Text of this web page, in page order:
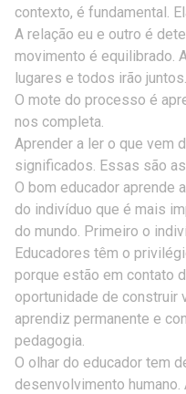
contexto, é fundamental.
A relação eu e outro é
movimento é equilibrado.
lugares e todos irão juntos.
O mote do processo é
nos completa.
Aprender a ler o que vem
significados. Essas são
O bom educador aprende
do indivíduo que é mais
do mundo. Primeiro o
Educadores têm o
porque estão em contato
oportunidade de construir
aprendiz permanente e
pedagogia.
O olhar do educador tem
desenvolvimento